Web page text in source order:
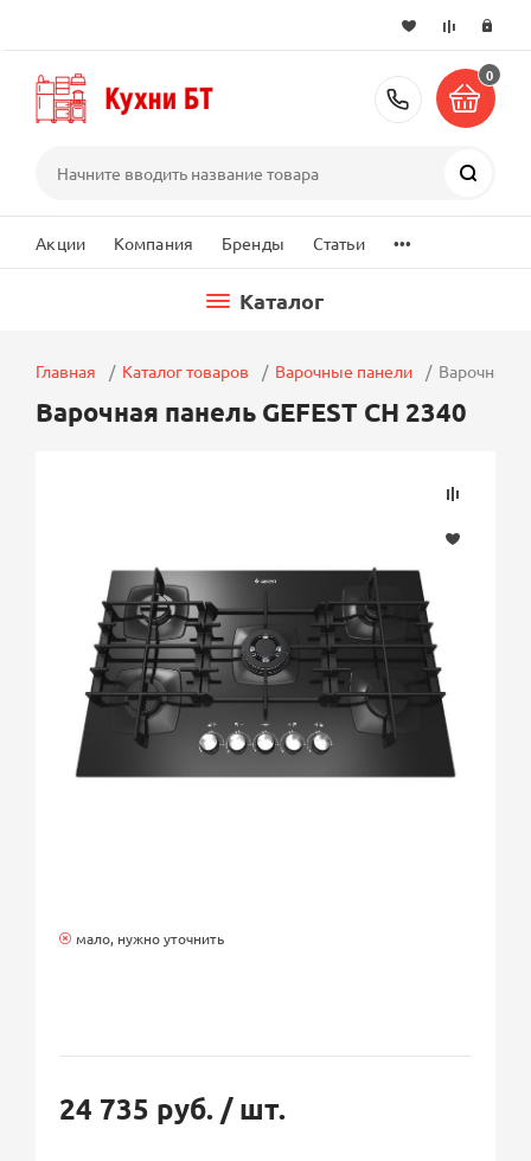
+7 (495)
0
Акции Компания Бренды Статьи ...
Каталог
Главная Каталог товаров Варочные панели Варочная
Варочная панель GEFEST СН 2340
мало, нужно уточнить
24 735 руб. / шт.